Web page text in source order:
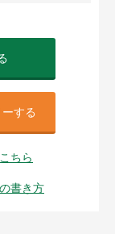
する
ちら
書き方